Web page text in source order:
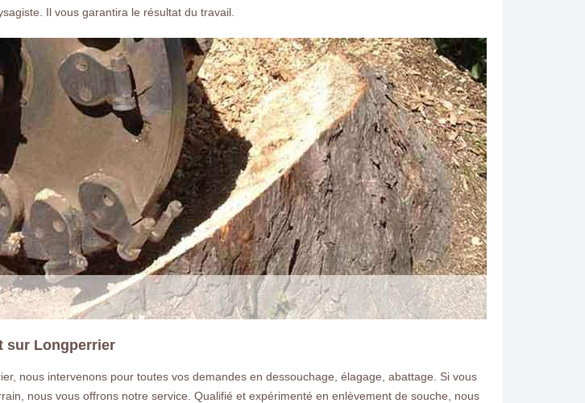
réalisations Nous contacter
Il vous garantira le résultat du travail.
sur Longperrier
nous intervenons pour toutes vos demandes en dessouchage, élagage, abattage. Si vous
nous vous offrons notre service. Qualifié et expérimenté en enlèvement de souche, nous